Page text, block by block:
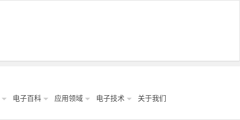
电子百科 应用领域 电子技术 关于我们